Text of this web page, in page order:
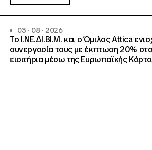
03 · 08 · 2026
Το Ι.ΝΕ.ΔΙ.ΒΙ.Μ. και o Όμιλος Attica
συνεργασία τους με έκπτωση 20%
εισιτήρια μέσω της Ευρωπαϊκής